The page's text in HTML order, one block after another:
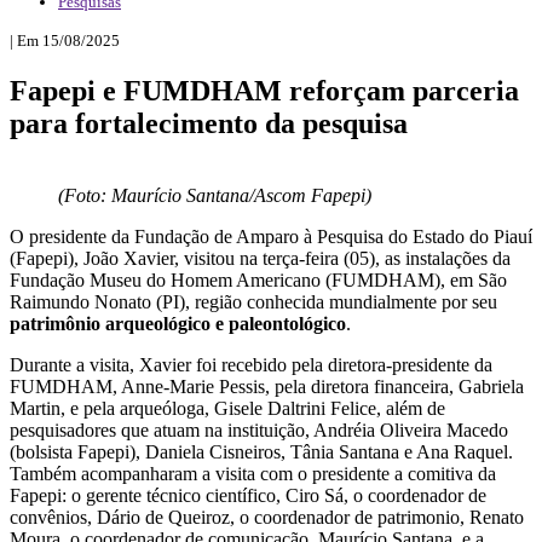
| Em 15/08/2025
Fapepi e FUMDHAM reforçam parceria
para fortalecimento da pesquisa
(Foto: Maurício Santana/Ascom Fapepi)
O presidente da Fundação de Amparo à Pesquisa do Estado do Piauí
(Fapepi), João Xavier, visitou na terça-feira (05), as instalações da
Fundação Museu do Homem Americano (FUMDHAM), em São
Raimundo Nonato (PI), região conhecida mundialmente por seu
patrimônio arqueológico e paleontológico.
Durante a visita, Xavier foi recebido pela diretora-presidente da
FUMDHAM, Anne-Marie Pessis, pela diretora financeira, Gabriela
Martin, e pela arqueóloga, Gisele Daltrini Felice, além de
pesquisadores que atuam na instituição, Andréia Oliveira Macedo
(bolsista Fapepi), Daniela Cisneiros, Tânia Santana e Ana Raquel.
Também acompanharam a visita com o presidente a comitiva da
Fapepi: o gerente técnico científico, Ciro Sá, o coordenador de
convênios, Dário de Queiroz, o coordenador de patrimonio, Renato